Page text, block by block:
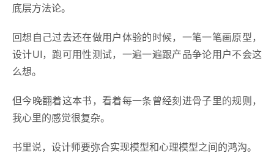
底层方法论。
回想自己过去还在做用户体验的时候，一笔一笔画原型，
设计UI，跑可用性测试，一遍一遍跟产品争论用户不会这
么想。
但今晚翻着这本书，看着每一条曾经刻进骨子里的规则，
我心里的感觉很复杂。
书里说，设计师要弥合实现模型和心理模型之间的鸿沟。